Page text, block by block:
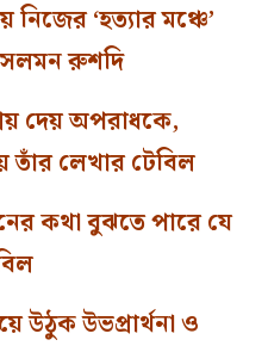
‘হত্যার মঞ্চে’
রুশদি
দেয় অপরাধকে,
তাঁর লেখার টেবিল
কথা বুঝতে পারে যে
উঠুক উভপ্রার্থনা ও